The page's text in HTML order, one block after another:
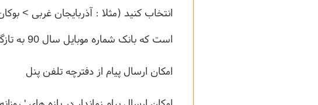
انتخاب کنید (مثلا : آذربایجان غربی >
است که بانک شماره موبایل سال 90 به تازگی بر روی پنل و بدون دریافت هیچ هزینه ای از کاربران ، اظافه شده است .
امکان ارسال پیام از دفترچه تلفن پنل